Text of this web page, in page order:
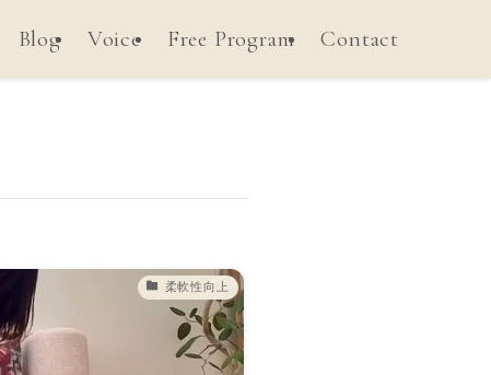
Blog Voice Free Program Contact
柔軟性向上